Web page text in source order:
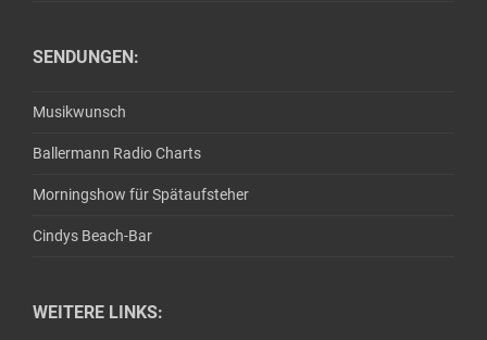
SENDUNGEN:
Musikwunsch
Ballermann Radio Charts
Morningshow für Spätaufsteher
Cindys Beach-Bar
WEITERE LINKS: